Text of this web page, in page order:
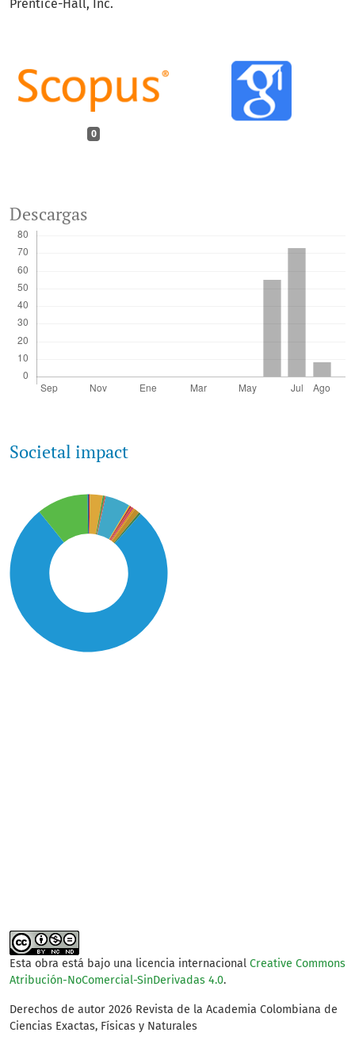
0
Descargas
Societal impact
Prentice-Hall, Inc.
Esta obra está bajo una licencia internacional Creative Commons
Atribución-NoComercial-SinDerivadas 4.0.
Derechos de autor 2026 Revista de la Academia Colombiana de
Ciencias Exactas, Físicas y Naturales